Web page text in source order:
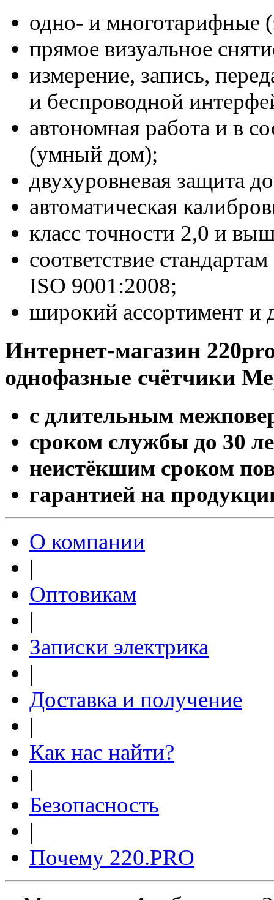
одно- и многотарифные
прямое визуальное
измерение, запись,
и беспроводной
автономная работа и в
(умный дом);
двухуровневая защита
автоматическая
класс точности 2,0 и
соответствие
ISO 9001:2008;
широкий ассортимент и
Интернет-магазин
однофазные счётчики
с длительным
сроком службы до 30
неистёкшим сроком
гарантией на
О компании
|
Оптовикам
|
Записки электрика
|
Доставка и получение
|
Как нас найти?
|
Безопасность
|
Почему 220.PRO